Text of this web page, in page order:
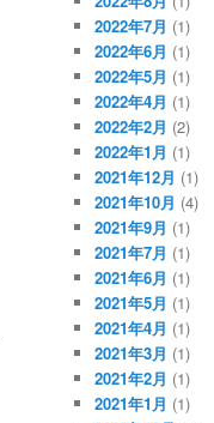
2022年7月 (1)
2022年6月 (1)
2022年5月 (1)
2022年4月 (1)
2022年2月 (2)
2022年1月 (1)
2021年12月 (1)
2021年10月 (4)
2021年9月 (1)
2021年7月 (1)
2021年6月 (1)
2021年5月 (1)
2021年4月 (1)
2021年3月 (1)
2021年2月 (1)
2021年1月 (1)